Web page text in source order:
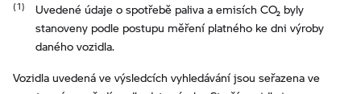
Uvedené údaje o spotřebě paliva a emisích CO₂ byly
stanoveny podle postupu měření platného ke dni výroby
daného vozidla.
Vozidla uvedená ve výsledcích vyhledávání jsou seřazena ve